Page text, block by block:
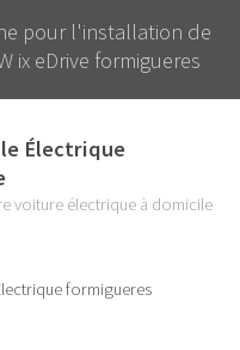
pour l'installation de
ix eDrive formigueres
Électrique
voiture électrique à domicile